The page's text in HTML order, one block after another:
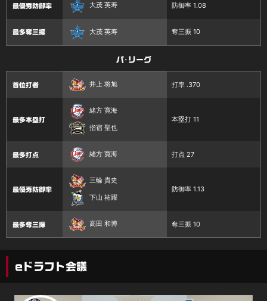
最優秀防御率 大茂 英寿 防御率 1.08
最多奪三振 大茂 英寿 奪三振 10
パ･リーグ
首位打者 井上 将旭 打率 .370
最多本塁打
緒方 寛海
指宿 聖也
本塁打 11
最多打点 緒方 寛海 打点 27
最優秀防御率
三輪 貴史
下山 祐躍
防御率 1.13
最多奪三振 高田 和博 奪三振 10
eドラフト会議